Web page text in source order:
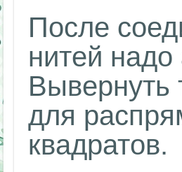
После
нитей надо
Вывернуть
для
квадратов.